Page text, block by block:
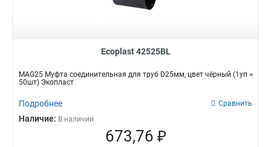
Ecoplast 42525BL
MAG25 Муфта соединительная для труб D25мм, цвет чёрный (1уп =
50шт) Экопласт
Подробнее Сравнить
Наличие: В наличии
673,76 ₽